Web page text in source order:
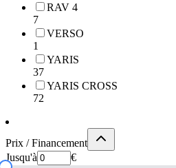
RAV 4
7
VERSO
1
YARIS
37
YARIS CROSS
72
Prix / Financement
Jusqu'à
€